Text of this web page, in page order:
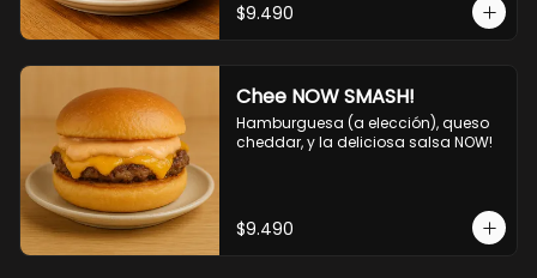
$9.490
Chee NOW SMASH!
Hamburguesa (a elección), queso
cheddar, y la deliciosa salsa NOW!
$9.490